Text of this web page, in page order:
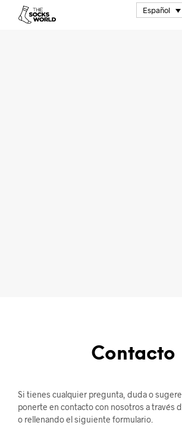
Español
Contacto
Si tienes cualquier pregunta, duda o
ponerte en contacto con nosotros a través
o rellenando el siguiente formulario.